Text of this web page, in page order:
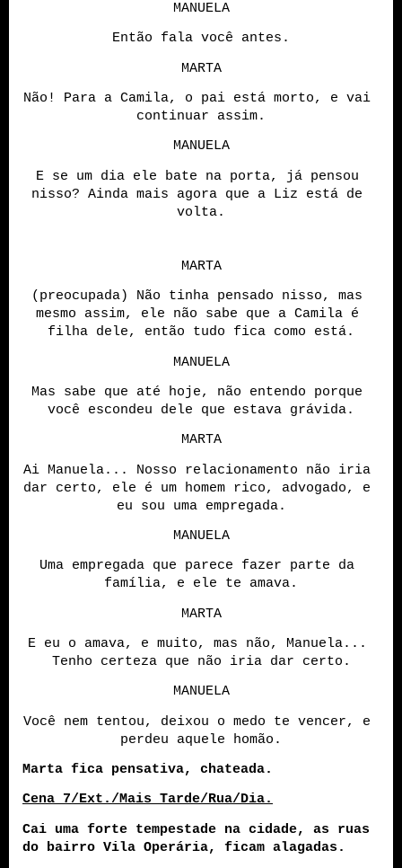
MANUELA
Então fala você antes.
MARTA
Não! Para a Camila, o pai está morto, e vai
continuar assim.
MANUELA
E se um dia ele bate na porta, já pensou
nisso? Ainda mais agora que a Liz está de
volta.
MARTA
(preocupada) Não tinha pensado nisso, mas
mesmo assim, ele não sabe que a Camila é
filha dele, então tudo fica como está.
MANUELA
Mas sabe que até hoje, não entendo porque
você escondeu dele que estava grávida.
MARTA
Ai Manuela... Nosso relacionamento não iria
dar certo, ele é um homem rico, advogado, e
eu sou uma empregada.
MANUELA
Uma empregada que parece fazer parte da
família, e ele te amava.
MARTA
E eu o amava, e muito, mas não, Manuela...
Tenho certeza que não iria dar certo.
MANUELA
Você nem tentou, deixou o medo te vencer, e
perdeu aquele homão.
Marta fica pensativa, chateada.
Cena 7/Ext./Mais Tarde/Rua/Dia.
Cai uma forte tempestade na cidade, as ruas
do bairro Vila Operária, ficam alagadas.